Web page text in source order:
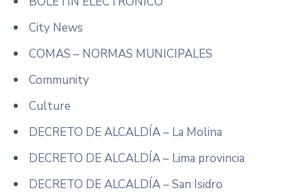
City News
COMAS – NORMAS MUNICIPALES
Community
Culture
DECRETO DE ALCALDÍA – La Molina
DECRETO DE ALCALDÍA – Lima provincia
DECRETO DE ALCALDÍA – San Isidro